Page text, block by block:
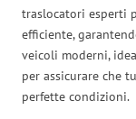
traslocatori esperti
efficiente,
veicoli moderni,
per assicurare che
perfette condizioni.